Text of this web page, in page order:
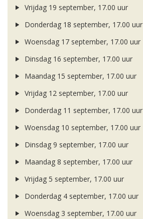
Vrijdag 19 september, 17.00 uur
Donderdag 18 september, 17.00 uur
Woensdag 17 september, 17.00 uur
Dinsdag 16 september, 17.00 uur
Maandag 15 september, 17.00 uur
Vrijdag 12 september, 17.00 uur
Donderdag 11 september, 17.00 uur
Woensdag 10 september, 17.00 uur
Dinsdag 9 september, 17.00 uur
Maandag 8 september, 17.00 uur
Vrijdag 5 september, 17.00 uur
Donderdag 4 september, 17.00 uur
Woensdag 3 september, 17.00 uur